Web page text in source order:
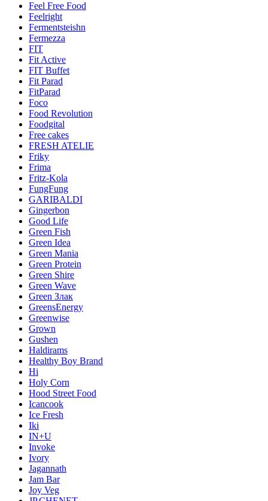
Feel Free Food
Feelright
Fermentsteishn
Fermezza
FIT
Fit Active
FIT Buffet
Fit Parad
FitParad
Foco
Food Revolution
Foodgital
Free cakes
FRESH ATELIE
Friky
Frima
Fritz-Kola
FungFung
GARIBALDI
Gingerbon
Good Life
Green Fish
Green Idea
Green Mania
Green Protein
Green Shire
Green Wave
Green Злак
GreensEnergy
Greenwise
Grown
Gushen
Haldirams
Healthy Boy Brand
Hi
Holy Corn
Hood Street Food
Icancook
Ice Fresh
Iki
IN+U
Invoke
Ivory
Jagannath
Jam Bar
Joy Veg